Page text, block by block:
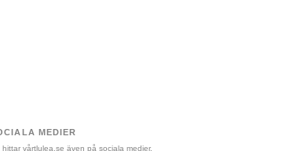
MEDIER
hittar vårtlulea.se även på sociala medier.